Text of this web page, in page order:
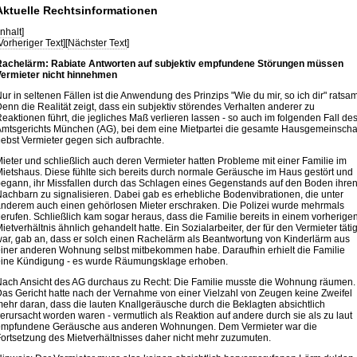
Rechtsinformationen
]
Text][Nächster Text]
Rabiate Antworten auf subjektiv empfundene Störungen müssen
nicht hinnehmen
in seltenen Fällen ist die Anwendung des Prinzips "Wie du mir, so ich dir"
die Realität zeigt, dass ein subjektiv störendes Verhalten anderer zu
führt, die jegliches Maß verlieren lassen - so auch im folgenden Fall des
München (AG), bei dem eine Mietpartei die gesamte
Vermieter gegen sich aufbrachte.
und schließlich auch deren Vermieter hatten Probleme mit einer Familie im
Diese fühlte sich bereits durch normale Geräusche im Haus gestört und
ihr Missfallen durch das Schlagen eines Gegenstands auf den Boden ihren
zu signalisieren. Dabei gab es erhebliche Bodenvibrationen, die unter
auch einen gehörlosen Mieter erschraken. Die Polizei wurde mehrmals
Schließlich kam sogar heraus, dass die Familie bereits in einem vorherigen
ähnlich gehandelt hatte. Ein Sozialarbeiter, der für den Vermieter tätig
gab an, dass er solch einen Rachelärm als Beantwortung von Kinderlärm aus
anderen Wohnung selbst mitbekommen habe. Daraufhin erhielt die Familie
Kündigung - es wurde Räumungsklage erhoben.
Ansicht des AG durchaus zu Recht: Die Familie musste die Wohnung räumen.
Gericht hatte nach der Vernahme von einer Vielzahl von Zeugen keine Zweifel
daran, dass die lauten Knallgeräusche durch die Beklagten absichtlich
worden waren - vermutlich als Reaktion auf andere durch sie als zu laut
Geräusche aus anderen Wohnungen. Dem Vermieter war die
des Mietverhältnisses daher nicht mehr zuzumuten.